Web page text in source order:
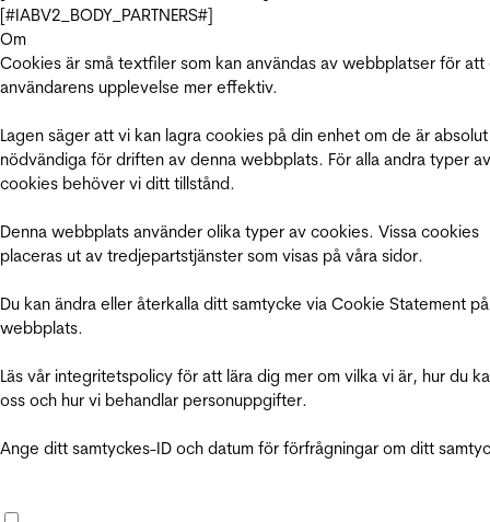
[#IABV2_BODY_PARTNERS#]
Om
Cookies är små textfiler som kan användas av webbplatser för att
användarens upplevelse mer effektiv.
Lagen säger att vi kan lagra cookies på din enhet om de är absolut
nödvändiga för driften av denna webbplats. För alla andra typer av
cookies behöver vi ditt tillstånd.
Denna webbplats använder olika typer av cookies. Vissa cookies
placeras ut av tredjepartstjänster som visas på våra sidor.
Du kan ändra eller återkalla ditt samtycke via Cookie Statement
webbplats.
Läs vår integritetspolicy för att lära dig mer om vilka vi är, hur du
oss och hur vi behandlar personuppgifter.
Ange ditt samtyckes-ID och datum för förfrågningar om ditt